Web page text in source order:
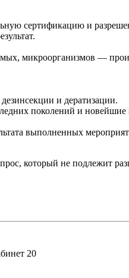
сертификацию и
микроорганизмов —
и дератизации.
поколений и
выполненных
который не подлежит
20